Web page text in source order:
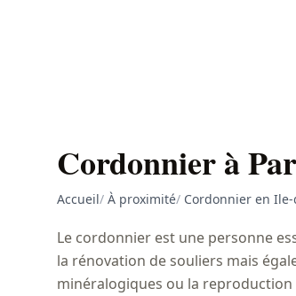
Cordonnier à
Accueil/ À proximité/ Cordonnier en Ile-
Le cordonnier est une personne
la rénovation de souliers mais
minéralogiques ou la reproduction